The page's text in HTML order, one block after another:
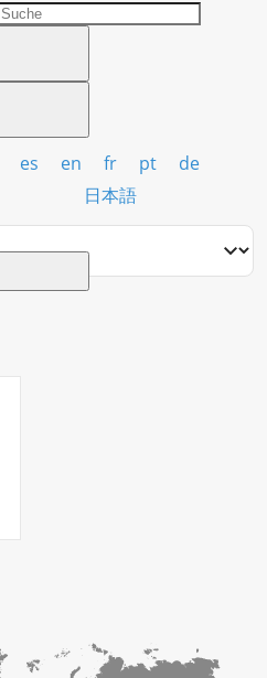
es en fr pt
de
日本語